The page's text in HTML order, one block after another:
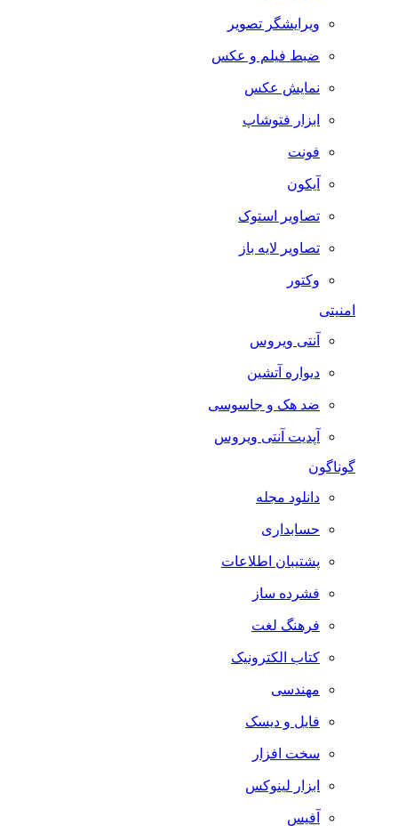
ویرایشگر تصویر
ضبط فيلم و عكس
نمایش عکس
ابزار فتوشاپ
فونت
آیکون
تصاویر استوک
تصاویر لایه باز
وکتور
امنیتی
آنتی ویروس
دیواره آتشین
ضد هک و جاسوسی
آپدیت آنتی ویروس
گوناگون
دانلود مجله
حسابداری
پشتیبان اطلاعات
فشرده ساز
فرهنگ لغت
کتاب الکترونیک
مهندسی
فایل و دیسک
سخت افزار
ابزار لینوکس
آفیس